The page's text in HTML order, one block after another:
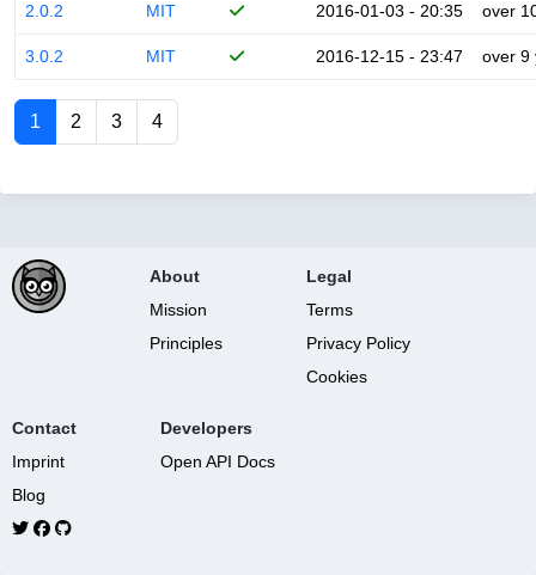
2.0.2 MIT 2016-01-03 - 20:35 over
3.0.2 MIT 2016-12-15 - 23:47 over 9
1 2 3 4
About
Mission
Principles
Legal
Terms
Privacy Policy
Cookies
Contact
Imprint
Blog
Developers
Open API Docs